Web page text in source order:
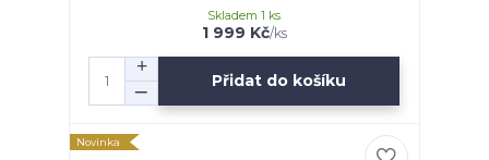
1 999 Kč/ks
Skladem 1 ks
Přidat do košíku
Novinka